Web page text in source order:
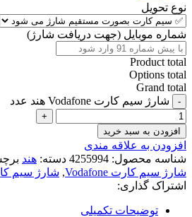
نوع تحویل
شماره موبایل (جهت دریافت شارژ)
Product total
Options total
Grand total
شارژ سیم کارت Vodafone هند عدد
افزودن به سبد خرید
افزودن به علاقه مندی
شناسه محصول: 4255994 دسته: هند
شارژ سیم کارت Vodafone
, شارژ سیم
اشتراک گذاری:
توضیحات تکمیلی